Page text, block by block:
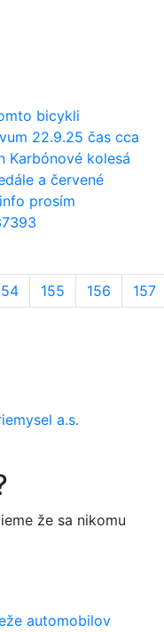
bicykli
22.9.25 čas cca
Karbónové kolesá
a červené
prosím
155 156 157
že sa nikomu
automobilov